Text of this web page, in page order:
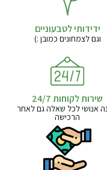
ידידותי לטבעוניים
וגם לצמחונים כמובן :)
שירות לקוחות 24/7
אנושי לכל שאלה גם לאחר
הרכישה